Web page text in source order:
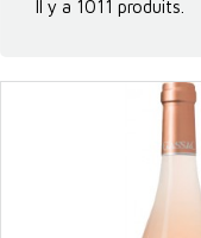
Il y a 1011 produits.